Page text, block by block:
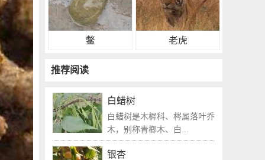
鳖 老虎
推荐阅读
白蜡树
白蜡树是木樨科、梣属落叶乔
木，别称青榔木、白...
银杏